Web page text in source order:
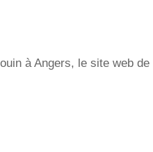
à Angers, le site web